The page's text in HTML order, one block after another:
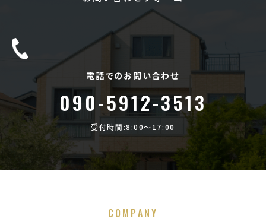
電話でのお問い合わせ
090-5912-3513
受付時間:8:00〜17:00
COMPANY